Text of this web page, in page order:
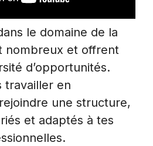
le domaine de la
nombreux et offrent
d’opportunités.
travailler en
une structure,
et adaptés à tes